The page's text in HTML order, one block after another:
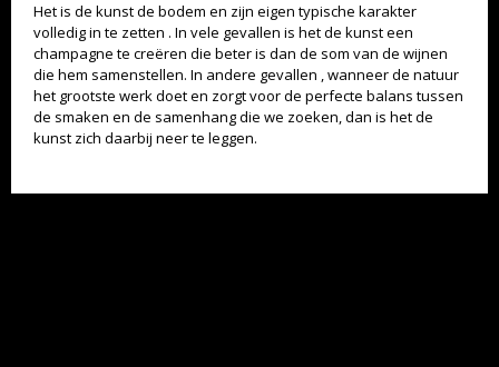
Het is de kunst de bodem en zijn eigen typische karakter
volledig in te zetten . In vele gevallen is het de kunst een
champagne te creëren die beter is dan de som van de wijnen
die hem samenstellen. In andere gevallen , wanneer de natuur
het grootste werk doet en zorgt voor de perfecte balans tussen
de smaken en de samenhang die we zoeken, dan is het de
kunst zich daarbij neer te leggen.
TEVEEL ALKOHOL IS NIET GOED VOOR U. DRINK MET MATE.